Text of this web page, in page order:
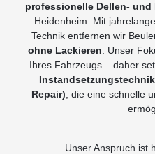
professionelle Dellen- und
Heidenheim. Mit
Technik entfernen wir
ohne Lackieren. Unser
Ihres Fahrzeugs – daher
Repair), die eine schnelle
Unser Anspruch ist